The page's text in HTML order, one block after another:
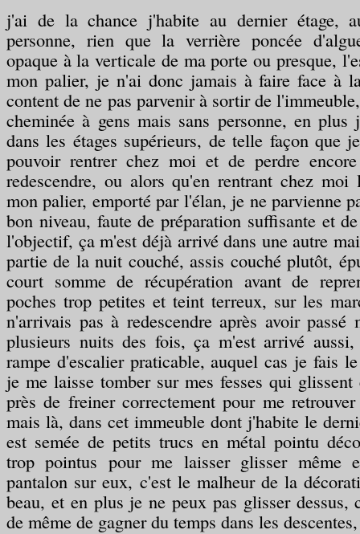
j'ai de la chance j'habite au dernier étage,
personne, rien que la verrière poncée
opaque à la verticale de ma porte ou presque,
mon palier, je n'ai donc jamais à faire face à
content de ne pas parvenir à sortir de
cheminée à gens mais sans personne, en plus
dans les étages supérieurs, de telle façon que
pouvoir rentrer chez moi et de perdre
redescendre, ou alors qu'en rentrant chez moi
mon palier, emporté par l'élan, je ne parvienne
bon niveau, faute de préparation suffisante et
l'objectif, ça m'est déjà arrivé dans une autre
partie de la nuit couché, assis couché plutôt,
court somme de récupération avant de
poches trop petites et teint terreux, sur les
n'arrivais pas à redescendre après avoir passé
plusieurs nuits des fois, ça m'est arrivé
rampe d'escalier praticable, auquel cas je fais
je me laisse tomber sur mes fesses qui glissent
près de freiner correctement pour me
mais là, dans cet immeuble dont j'habite le
est semée de petits trucs en métal pointu
trop pointus pour me laisser glisser même
pantalon sur eux, c'est le malheur de la
beau, et en plus je ne peux pas glisser dessus,
de même de gagner du temps dans les descentes,